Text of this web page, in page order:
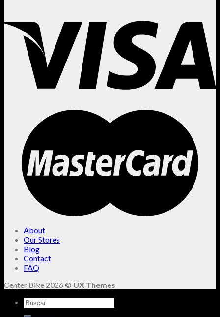
About
Our Stores
Blog
Contact
FAQ
Center Bike 2026 © UX Themes
Buscar
por: